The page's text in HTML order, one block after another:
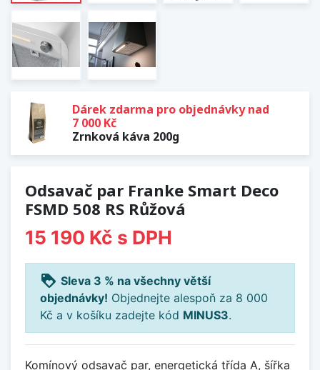
Dárek zdarma pro objednávky nad
7 000 Kč
Zrnková káva 200g
Odsavač par Franke Smart Deco
FSMD 508 RS Růžová
15 190 Kč s DPH
loyalty Sleva 3 % na všechny větší
objednávky! Objednejte alespoň za 8 000
Kč a v košíku zadejte kód MINUS3.
Komínový odsavač par, energetická třída A, šířka